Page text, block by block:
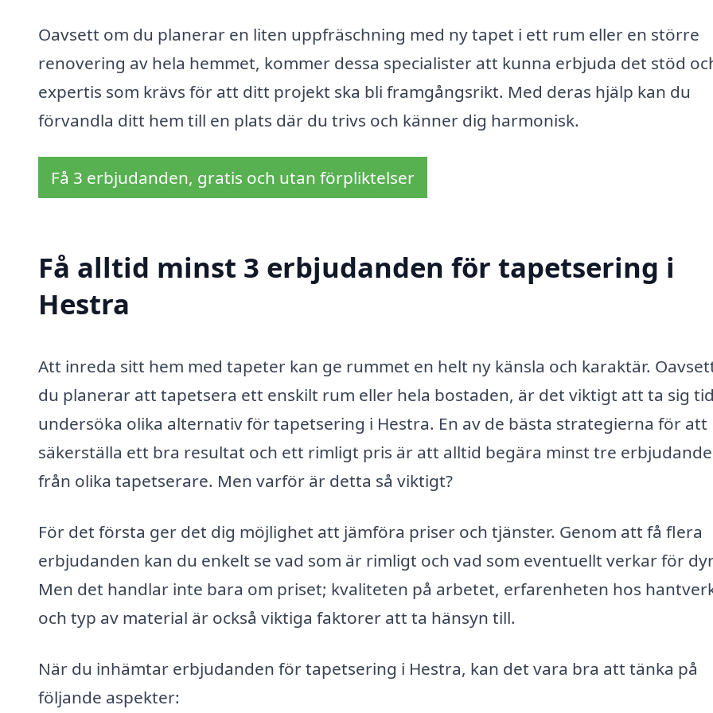
Oavsett om du planerar en liten uppfräschning med ny tapet i ett rum eller en större
renovering av hela hemmet, kommer dessa specialister att kunna erbjuda det stöd
expertis som krävs för att ditt projekt ska bli framgångsrikt. Med deras hjälp kan du
förvandla ditt hem till en plats där du trivs och känner dig harmonisk.
Få 3 erbjudanden, gratis och utan förpliktelser
Få alltid minst 3 erbjudanden för tapetsering i
Hestra
Att inreda sitt hem med tapeter kan ge rummet en helt ny känsla och karaktär.
du planerar att tapetsera ett enskilt rum eller hela bostaden, är det viktigt att ta sig
undersöka olika alternativ för tapetsering i Hestra. En av de bästa strategierna för att
säkerställa ett bra resultat och ett rimligt pris är att alltid begära minst tre
från olika tapetserare. Men varför är detta så viktigt?
För det första ger det dig möjlighet att jämföra priser och tjänster. Genom att få flera
erbjudanden kan du enkelt se vad som är rimligt och vad som eventuellt verkar för
Men det handlar inte bara om priset; kvaliteten på arbetet, erfarenheten hos
och typ av material är också viktiga faktorer att ta hänsyn till.
När du inhämtar erbjudanden för tapetsering i Hestra, kan det vara bra att tänka på
följande aspekter: